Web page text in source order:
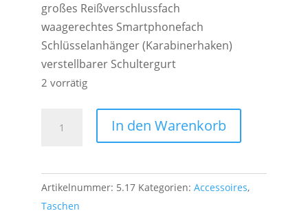
großes Reißverschlussfach
waagerechtes Smartphonefach
Schlüsselanhänger (Karabinerhaken)
verstellbarer Schultergurt
2 vorrätig
Handtasche
M1
Nubuk
In den Warenkorb
Artikelnummer: 5.17 Kategorien: Accessoires,
Taschen